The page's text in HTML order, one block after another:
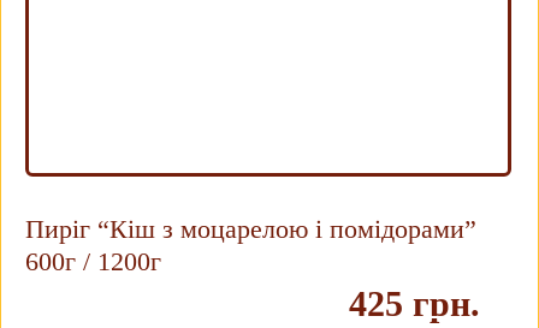
Пиріг “Кіш з моцарелою і помідорами”
600г / 1200г
425 грн.